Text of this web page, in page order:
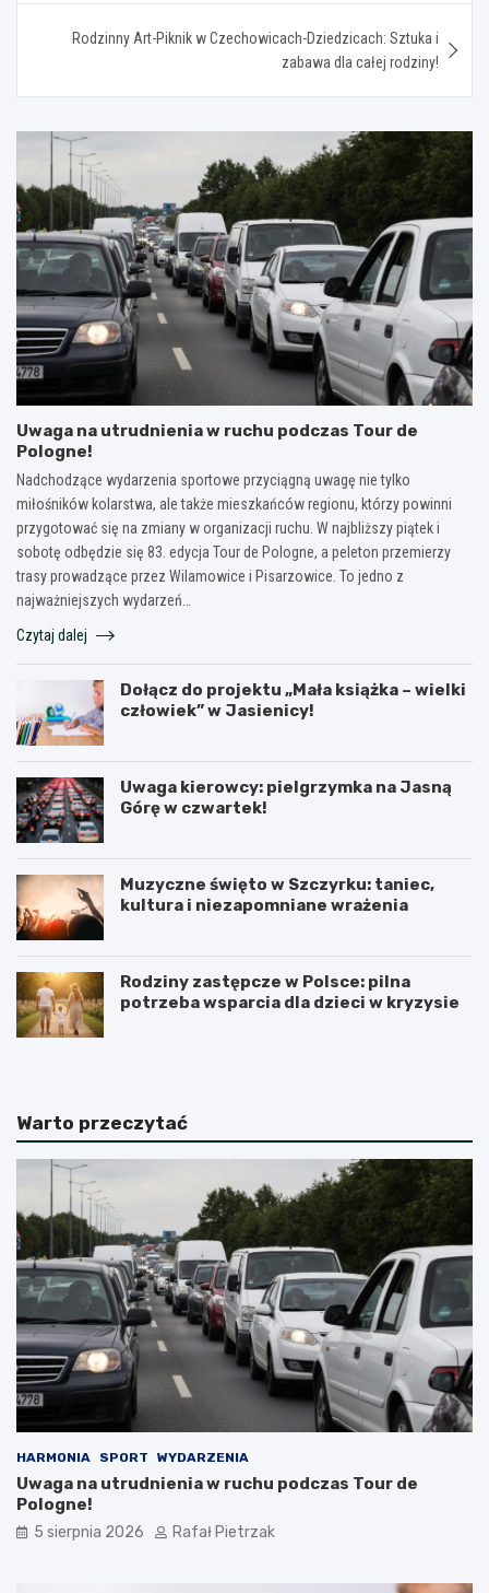
Rodzinny Art-Piknik w Czechowicach-Dziedzicach: Sztuka i
zabawa dla całej rodziny!
Uwaga na utrudnienia w ruchu podczas Tour de
Pologne!
Nadchodzące wydarzenia sportowe przyciągną uwagę nie tylko
miłośników kolarstwa, ale także mieszkańców regionu, którzy powinni
przygotować się na zmiany w organizacji ruchu. W najbliższy piątek i
sobotę odbędzie się 83. edycja Tour de Pologne, a peleton przemierzy
trasy prowadzące przez Wilamowice i Pisarzowice. To jedno z
najważniejszych wydarzeń…
Czytaj dalej
Dołącz do projektu „Mała książka – wielki
człowiek” w Jasienicy!
Uwaga kierowcy: pielgrzymka na Jasną
Górę w czwartek!
Muzyczne święto w Szczyrku: taniec,
kultura i niezapomniane wrażenia
Rodziny zastępcze w Polsce: pilna
potrzeba wsparcia dla dzieci w kryzysie
Warto przeczytać
HARMONIA SPORT WYDARZENIA
Uwaga na utrudnienia w ruchu podczas Tour de
Pologne!
5 sierpnia 2026 Rafał Pietrzak